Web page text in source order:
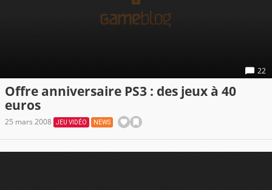
22
Offre anniversaire PS3 : des jeux à 40
euros
25 mars 2008 JEU VIDÉO NEWS